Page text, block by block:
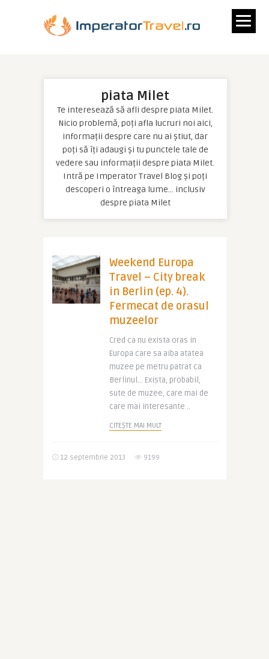
piata Milet
Te interesează să afli despre piata Milet.
Nicio problemă, poți afla lucruri noi aici,
informații despre care nu ai știut, dar
poți să îți adaugi și tu punctele tale de
vedere sau informații despre piata Milet.
Intră pe Imperator Travel Blog și poți
descoperi o întreaga lume… inclusiv
despre piata Milet
Weekend Europa
Travel – City break
in Berlin (ep. 4).
Fermecat de orasul
muzeelor
Cred ca nu exista oras in
Europa care sa aiba atatea
muzee pe metru patrat ca
Berlinul… Exista, probabil,
sute de muzee, care mai de
care mai interesante ..
CITEȘTE MAI MULT
12 septembrie 2013 9199